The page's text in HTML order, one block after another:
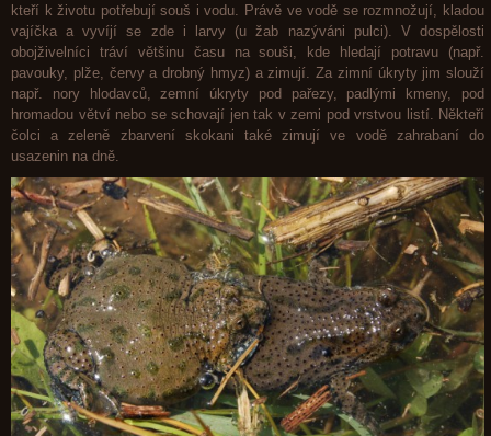
kteří k životu potřebují souš i vodu. Právě ve vodě se rozmnožují, kladou
vajíčka a vyvíjí se zde i larvy (u žab nazýváni pulci). V dospělosti
obojživelníci tráví většinu času na souši, kde hledají potravu (např.
pavouky, plže, červy a drobný hmyz) a zimují. Za zimní úkryty jim slouží
např. nory hlodavců, zemní úkryty pod pařezy, padlými kmeny, pod
hromadou větví nebo se schovají jen tak v zemi pod vrstvou listí. Někteří
čolci a zeleně zbarvení skokani také zimují ve vodě zahrabaní do
usazenin na dně.